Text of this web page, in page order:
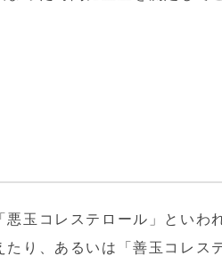
玉コレステロール」といわ
り、あるいは「善玉コレス